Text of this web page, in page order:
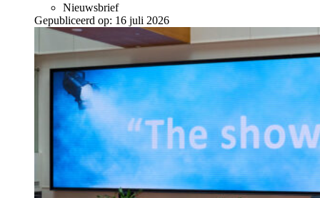
Nieuwsbrief
Gepubliceerd op: 16 juli 2026